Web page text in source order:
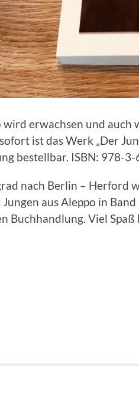
wird erwachsen und auch
ist das Werk „Der
bestellbar. ISBN: 978-
nach Berlin – Herford
aus Aleppo in
Buchhandlung. Viel Spaß